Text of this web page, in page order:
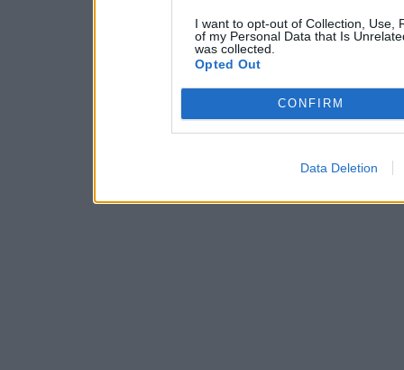
I want to opt-out of Collection, Use,
of my Personal Data that Is
was collected.
Opted Out
CONFIRM
Data Deletion